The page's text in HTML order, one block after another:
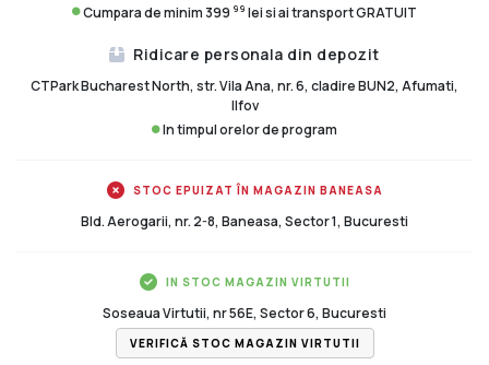
Cumpara de minim 399 99 lei si ai transport GRATUIT
Ridicare personala din depozit
CTPark Bucharest North, str. Vila Ana, nr. 6, cladire BUN2, Afumati,
Ilfov
In timpul orelor de program
STOC EPUIZAT ÎN MAGAZIN BANEASA
Bld. Aerogarii, nr. 2-8, Baneasa, Sector 1, Bucuresti
IN STOC MAGAZIN VIRTUTII
Soseaua Virtutii, nr 56E, Sector 6, Bucuresti
VERIFICĂ STOC MAGAZIN VIRTUTII